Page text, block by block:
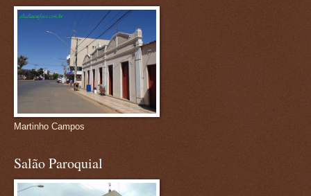
Martinho Campos
Salão Paroquial